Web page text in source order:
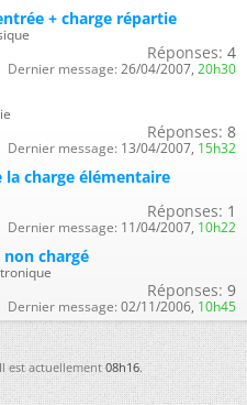
+ charge répartie
Réponses: 4
Dernier message: 26/04/2007, 20h30
Réponses: 8
Dernier message: 13/04/2007, 15h32
la charge élémentaire
Réponses: 1
Dernier message: 11/04/2007, 10h22
chargé
Réponses: 9
Dernier message: 02/11/2006, 10h45
est actuellement08h16.